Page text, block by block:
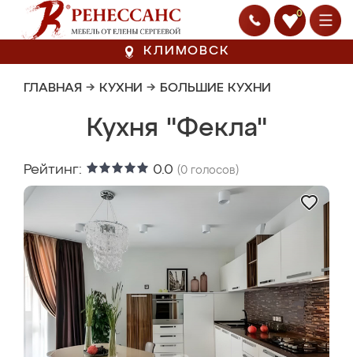
0
КЛИМОВСК
ГЛАВНАЯ → КУХНИ → БОЛЬШИЕ КУХНИ
Кухня "Фекла"
Рейтинг: 0.0 (0 голосов)